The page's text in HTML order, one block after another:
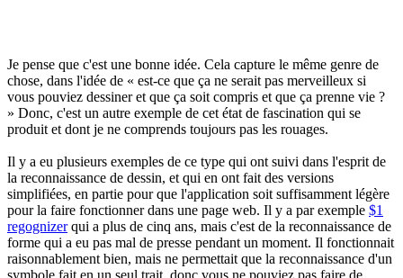
Je pense que c'est une bonne idée. Cela capture le même genre de
chose, dans l'idée de « est-ce que ça ne serait pas merveilleux si
vous pouviez dessiner et que ça soit compris et que ça prenne vie ?
» Donc, c'est un autre exemple de cet état de fascination qui se
produit et dont je ne comprends toujours pas les rouages.
Il y a eu plusieurs exemples de ce type qui ont suivi dans l'esprit de
la reconnaissance de dessin, et qui en ont fait des versions
simplifiées, en partie pour que l'application soit suffisamment légère
pour la faire fonctionner dans une page web. Il y a par exemple $1
regognizerqui a plus de cinq ans, mais c'est de la reconnaissance de
forme qui a eu pas mal de presse pendant un moment. Il fonctionnait
raisonnablement bien, mais ne permettait que la reconnaissance d'un
symbole fait en un seul trait, donc vous ne pouviez pas faire de